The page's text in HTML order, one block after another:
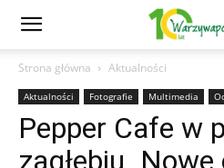
Strona główna Aktualności
Aktualności Fotografie Multimedia
Pepper Cafe w
zagłębiu.